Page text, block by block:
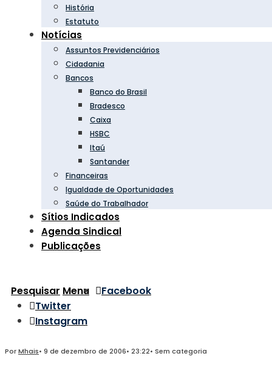
História
Estatuto
Notícias
Assuntos Previdenciários
Cidadania
Bancos
Banco do Brasil
Bradesco
Caixa
HSBC
Itaú
Santander
Financeiras
Igualdade de Oportunidades
Saúde do Trabalhador
Sítios Indicados
Agenda Sindical
Publicações
Pesquisar Menu
Facebook
Twitter
Instagram
PorMhais• 9 de dezembro de 2006• 23:22• Sem categoria